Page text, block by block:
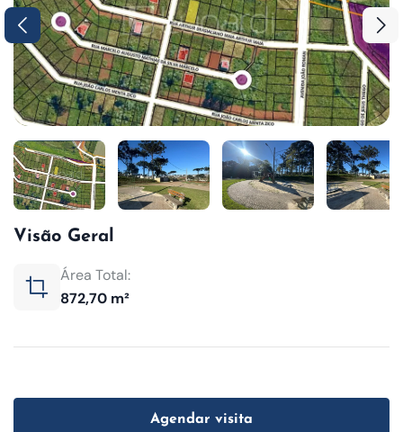
Visão Geral
Área Total:
872,70 m²
Agendar visita